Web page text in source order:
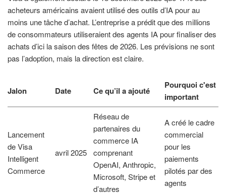
acheteurs américains avaient utilisé des outils d’IA pour au
moins une tâche d’achat. L’entreprise a prédit que des millions
de consommateurs utiliseraient des agents IA pour finaliser des
achats d’ici la saison des fêtes de 2026. Les prévisions ne sont
pas l’adoption, mais la direction est claire.
Jalon Date Ce qu’il a ajouté
Pourquoi c'est
important
Lancement
de Visa
Intelligent
Commerce
avril 2025
Réseau de
partenaires du
commerce IA
comprenant
OpenAI, Anthropic,
Microsoft, Stripe et
d’autres
A créé le cadre
commercial
pour les
paiements
pilotés par des
agents